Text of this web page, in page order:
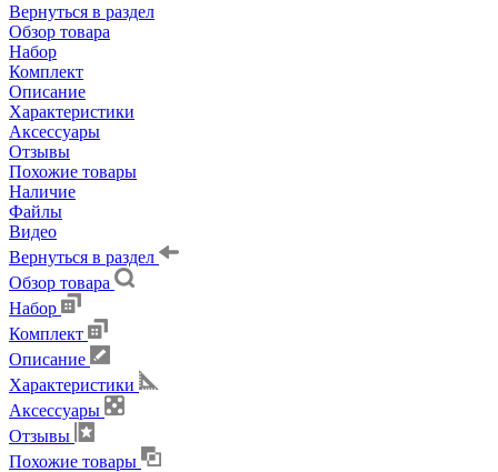
Вернуться в раздел
Обзор товара
Набор
Комплект
Описание
Характеристики
Аксессуары
Отзывы
Похожие товары
Наличие
Файлы
Видео
Вернуться в раздел
Обзор товара
Набор
Комплект
Описание
Характеристики
Аксессуары
Отзывы
Похожие товары